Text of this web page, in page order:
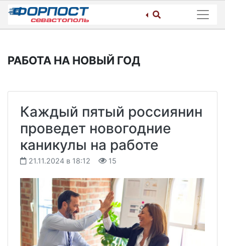
Skip
content
РАБОТА НА НОВЫЙ ГОД
Каждый пятый россиянин
проведет новогодние
каникулы на работе
21.11.2024 в 18:12 15